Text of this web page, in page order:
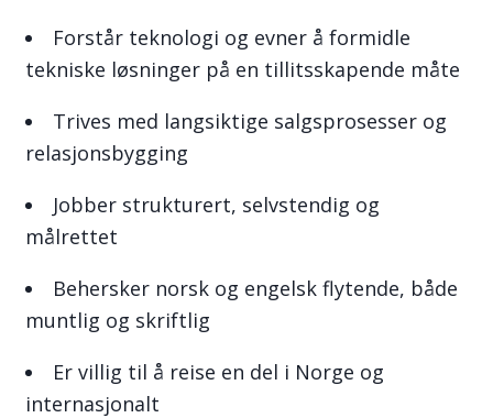
Forstår teknologi og evner å formidle
tekniske løsninger på en tillitsskapende måte
Trives med langsiktige salgsprosesser og
relasjonsbygging
Jobber strukturert, selvstendig og
målrettet
Behersker norsk og engelsk flytende, både
muntlig og skriftlig
Er villig til å reise en del i Norge og
internasjonalt